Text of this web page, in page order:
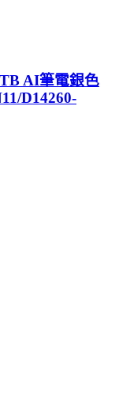
AI筆電銀色
D14260-